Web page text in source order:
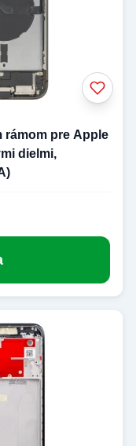
rámom pre Apple
dielmi,